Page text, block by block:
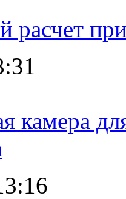
расчет
камера